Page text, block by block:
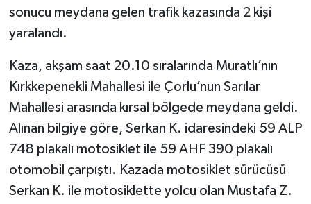
sonucu meydana gelen trafik kazasında 2 kişi
yaralandı.
Kaza, akşam saat 20.10 sıralarında Muratlı’nın
Kırkkepenekli Mahallesi ile Çorlu’nun Sarılar
Mahallesi arasında kırsal bölgede meydana geldi.
Alınan bilgiye göre, Serkan K. idaresindeki 59 ALP
748 plakalı motosiklet ile 59 AHF 390 plakalı
otomobil çarpıştı. Kazada motosiklet sürücüsü
Serkan K. ile motosiklette yolcu olan Mustafa Z.